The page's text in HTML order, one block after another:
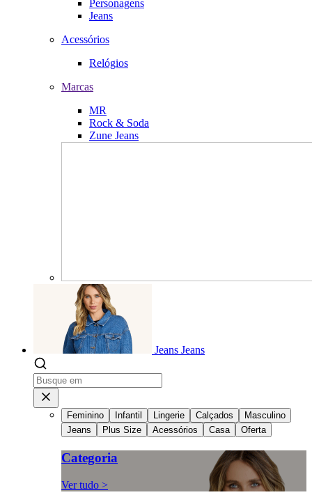
Personagens
Jeans
Acessórios
Relógios
Marcas
MR
Rock & Soda
Zune Jeans
Jeans Jeans
Feminino Infantil Lingerie Calçados
Masculino
Jeans
Plus Size Acessórios Casa Oferta
Categoria
Ver tudo >